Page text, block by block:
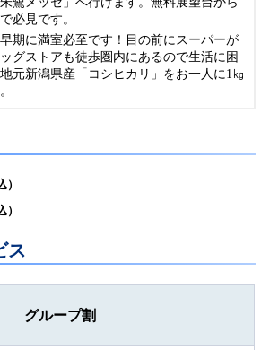
必見です。
期に満室必至です！目の前にスーパーが
グストアも徒歩圏内にあるので生活に困
元新潟県産「コシヒカリ」をお一人に1㎏
）
）
ス
グループ割